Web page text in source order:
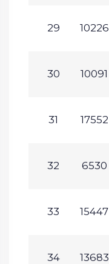
29 10226
30 10091
31 17552
32 6530
33 15447
34 13683